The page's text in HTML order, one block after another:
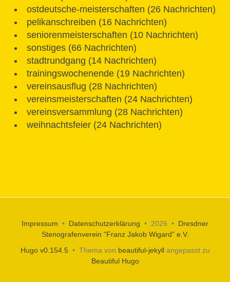
ostdeutsche-meisterschaften (26 Nachrichten)
pelikanschreiben (16 Nachrichten)
seniorenmeisterschaften (10 Nachrichten)
sonstiges (66 Nachrichten)
stadtrundgang (14 Nachrichten)
trainingswochenende (19 Nachrichten)
vereinsausflug (28 Nachrichten)
vereinsmeisterschaften (24 Nachrichten)
vereinsversammlung (28 Nachrichten)
weihnachtsfeier (24 Nachrichten)
Impressum • Datenschutzerklärung • 2026 • Dresdner
Stenografenverein "Franz Jakob Wigard" e.V.
Hugo v0.154.5 • Thema von beautiful-jekyllangepasst zu
Beautiful Hugo